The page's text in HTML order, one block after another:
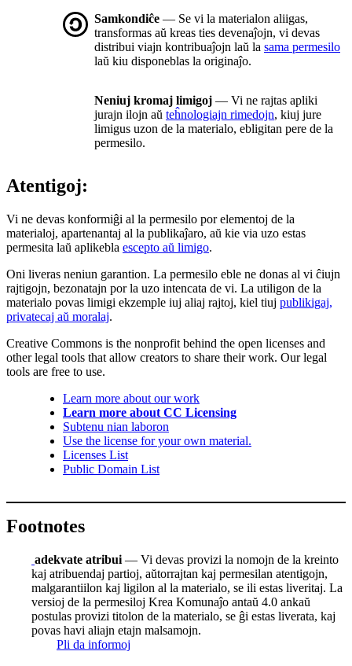
Samkondiĉe — Se vi la materialon aliigas,
transformas aŭ kreas ties devenaĵojn, vi devas
distribui viajn kontribuaĵojn laŭ la sama permesilo
laŭ kiu disponeblas la originaĵo.
Neniuj kromaj limigoj — Vi ne rajtas apliki
jurajn ilojn aŭ teĥnologiajn rimedojn, kiuj jure
limigus uzon de la materialo, ebligitan pere de la
permesilo.
Atentigoj:
Vi ne devas konformiĝi al la permesilo por elementoj de la
materialoj, apartenantaj al la publikaĵaro, aŭ kie via uzo estas
permesita laŭ aplikebla escepto aŭ limigo.
Oni liveras neniun garantion. La permesilo eble ne donas al vi ĉiujn
rajtigojn, bezonatajn por la uzo intencata de vi. La utiligon de la
materialo povas limigi ekzemple iuj aliaj rajtoj, kiel tiuj publikigaj,
privatecaj aŭ moralaj.
Creative Commons is the nonprofit behind the open licenses and
other legal tools that allow creators to share their work. Our legal
tools are free to use.
Learn more about our work
Learn more about CC Licensing
Subtenu nian laboron
Use the license for your own material.
Licenses List
Public Domain List
Footnotes
adekvate atribui — Vi devas provizi la nomojn de la kreinto
kaj atribuendaj partioj, aŭtorrajtan kaj permesilan atentigojn,
malgarantiilon kaj ligilon al la materialo, se ili estas liveritaj. La
versioj de la permesiloj Krea Komunaĵo antaŭ 4.0 ankaŭ
postulas provizi titolon de la materialo, se ĝi estas liverata, kaj
povas havi aliajn etajn malsamojn.
Pli da informoj